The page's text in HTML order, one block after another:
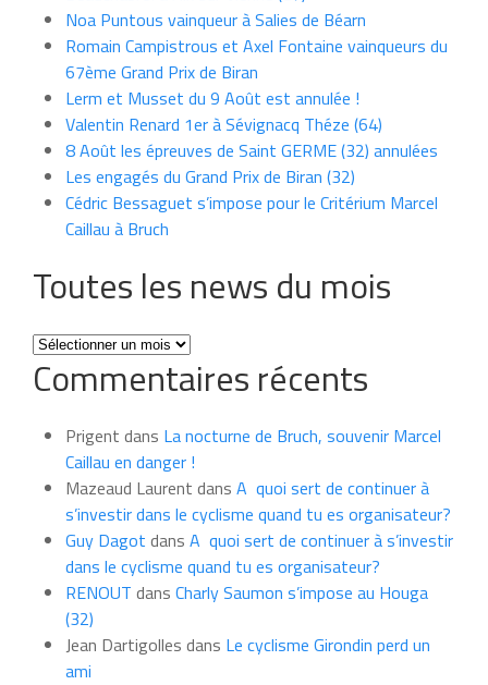
Noa Puntous vainqueur à Salies de Béarn
Romain Campistrous et Axel Fontaine vainqueurs du
67ème Grand Prix de Biran
Lerm et Musset du 9 Août est annulée !
Valentin Renard 1er à Sévignacq Théze (64)
8 Août les épreuves de Saint GERME (32) annulées
Les engagés du Grand Prix de Biran (32)
Cédric Bessaguet s’impose pour le Critérium Marcel
Caillau à Bruch
Toutes les news du mois
Toutes
les
news
mois
Commentaires récents
Prigent dans La nocturne de Bruch, souvenir Marcel
Caillau en danger !
Mazeaud Laurent dans A quoi sert de continuer à
s’investir dans le cyclisme quand tu es organisateur?
Guy Dagot dans A quoi sert de continuer à s’investir
dans le cyclisme quand tu es organisateur?
RENOUT dans Charly Saumon s’impose au Houga
(32)
Jean Dartigolles dans Le cyclisme Girondin perd un
ami